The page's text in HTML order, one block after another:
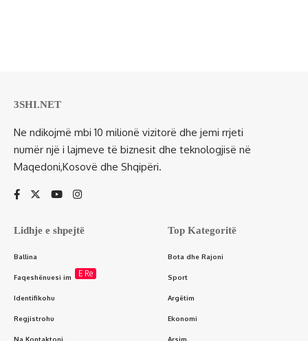
3SHI.NET
Ne ndikojmë mbi 10 milionë vizitorë dhe jemi rrjeti
numër një i lajmeve të biznesit dhe teknologjisë në
Maqedoni,Kosovë dhe Shqipëri.
Lidhje e shpejtë
Ballina
Faqeshënuesi im E Re
Identifikohu
Regjistrohu
Na Kontaktoni
Top Kategoritë
Bota dhe Rajoni
Sport
Argëtim
Ekonomi
Arsim